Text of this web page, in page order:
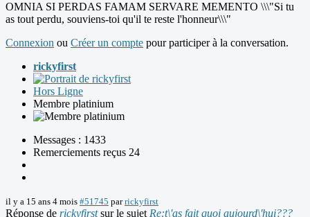
OMNIA SI PERDAS FAMAM SERVARE MEMENTO \\\"Si tu
as tout perdu, souviens-toi qu'il te reste l'honneur\\\"
Connexion ou Créer un compte pour participer à la conversation.
rickyfirst
Hors Ligne
Membre platinium
Messages : 1433
Remerciements reçus 24
il y a 15 ans 4 mois #51745 parrickyfirst
Réponse de rickyfirstsur le sujet Re:t\'as fait quoi aujourd\'hui???